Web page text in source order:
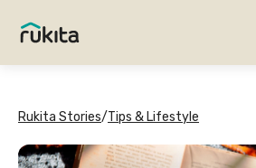
Rukita Stories/Tips & Lifestyle